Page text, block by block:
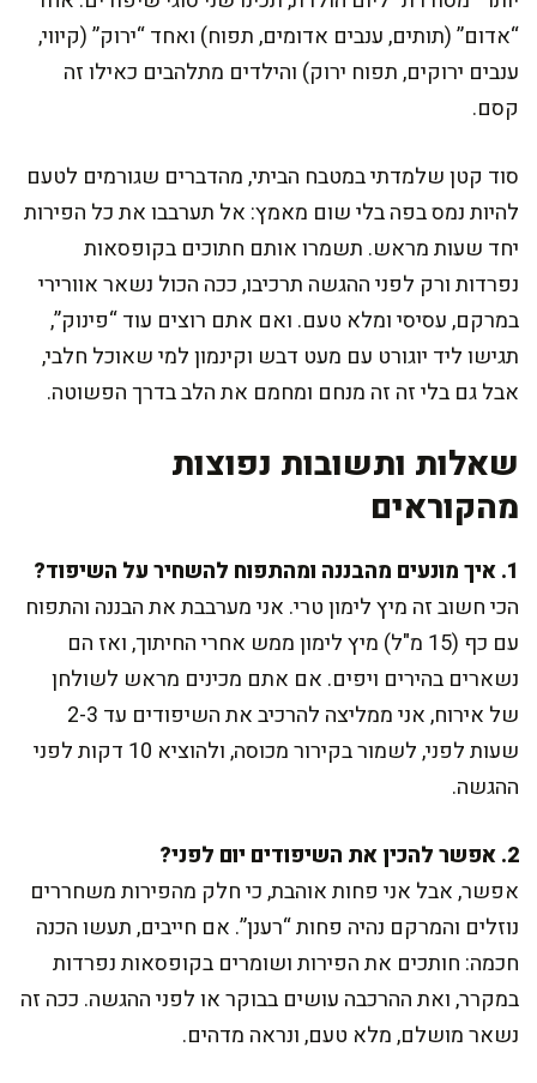
“אדום” (תותים, ענבים אדומים, תפוח) ואחד “ירוק” (קיווי,
ענבים ירוקים, תפוח ירוק) והילדים מתלהבים כאילו זה
קסם.
סוד קטן שלמדתי במטבח הביתי, מהדברים שגורמים לטעם
להיות נמס בפה בלי שום מאמץ: אל תערבבו את כל הפירות
יחד שעות מראש. תשמרו אותם חתוכים בקופסאות
נפרדות ורק לפני ההגשה תרכיבו, ככה הכול נשאר אוורירי
במרקם, עסיסי ומלא טעם. ואם אתם רוצים עוד “פינוק”,
תגישו ליד יוגורט עם מעט דבש וקינמון למי שאוכל חלבי,
אבל גם בלי זה זה מנחם ומחמם את הלב בדרך הפשוטה.
שאלות ותשובות נפוצות
מהקוראים
1. איך מונעים מהבננה ומהתפוח להשחיר על השיפוד?
הכי חשוב זה מיץ לימון טרי. אני מערבבת את הבננה והתפוח
עם כף (15 מ"ל) מיץ לימון ממש אחרי החיתוך, ואז הם
נשארים בהירים ויפים. אם אתם מכינים מראש לשולחן
של אירוח, אני ממליצה להרכיב את השיפודים עד 2-3
שעות לפני, לשמור בקירור מכוסה, ולהוציא 10 דקות לפני
ההגשה.
2. אפשר להכין את השיפודים יום לפני?
אפשר, אבל אני פחות אוהבת, כי חלק מהפירות משחררים
נוזלים והמרקם נהיה פחות “רענן”. אם חייבים, תעשו הכנה
חכמה: חותכים את הפירות ושומרים בקופסאות נפרדות
במקרר, ואת ההרכבה עושים בבוקר או לפני ההגשה. ככה זה
נשאר מושלם, מלא טעם, ונראה מדהים.